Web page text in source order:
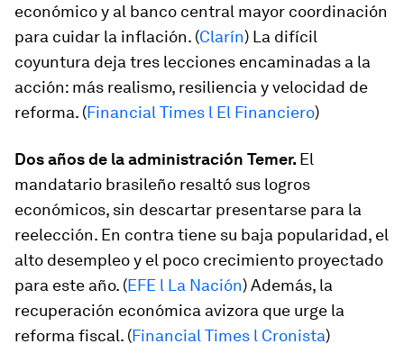
económico y al banco central mayor coordinación
para cuidar la inflación. (Clarín) La difícil
coyuntura deja tres lecciones encaminadas a la
acción: más realismo, resiliencia y velocidad de
reforma. (Financial Times l El Financiero)
Dos años de la administración Temer. El
mandatario brasileño resaltó sus logros
económicos, sin descartar presentarse para la
reelección. En contra tiene su baja popularidad, el
alto desempleo y el poco crecimiento proyectado
para este año. (EFE l La Nación) Además, la
recuperación económica avizora que urge la
reforma fiscal. (Financial Times l Cronista)